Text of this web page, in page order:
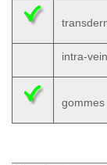
intra-
gommes